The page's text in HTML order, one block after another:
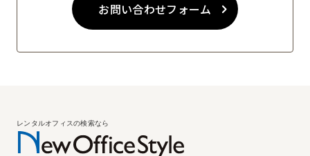
お問い合わせフォーム